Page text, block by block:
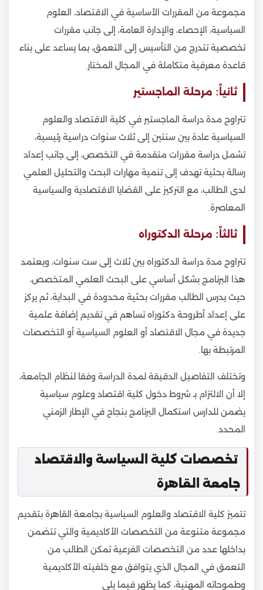
مجموعة من المقررات الأساسية في الاقتصاد، العلوم
السياسية، الإحصاء، والإدارة العامة، إلى جانب مقررات
تخصصية تتدرج من التأسيس إلى التعمق، بما يساعد على بناء
قاعدة معرفية متكاملة في المجال المختار.
ثانياً: مرحلة الماجستير
تتراوح مدة دراسة الماجستير في كلية الاقتصاد والعلوم
السياسية عادة بين سنتين إلى ثلاث سنوات دراسية رئيسية،
تشمل دراسة مقررات متقدمة في التخصص، إلى جانب إعداد
رسالة بحثية تهدف إلى تنمية مهارات البحث والتحليل العلمي
لدى الطالب، مع التركيز على القضايا الاقتصادية والسياسية
المعاصرة.
ثالثاً: مرحلة الدكتوراه
تتراوح مدة دراسة الدكتوراه بين ثلاث إلى ست سنوات، ويعتمد
هذا البرنامج بشكل أساسي على البحث العلمي المتخصص،
حيث يدرس الطالب مقررات بحثية محدودة في البداية، ثم يركز
على إعداد أطروحة دكتوراه تساهم في تقديم إضافة علمية
جديدة في مجال الاقتصاد أو العلوم السياسية أو التخصصات
المرتبطة بها.
وتختلف التفاصيل الدقيقة لمدة الدراسة وفقا لنظام الجامعة،
إلا أن الالتزام بـ شروط دخول كلية اقتصاد وعلوم سياسية
يضمن للدارس استكمال البرنامج بنجاح في الإطار الزمني
المحدد.
تخصصات كلية السياسة والاقتصاد
جامعة القاهرة
تتميز كلية الاقتصاد والعلوم السياسية بجامعة القاهرة بتقديم
مجموعة متنوعة من التخصصات الأكاديمية والتي تتضمن
بداخلها عدد من التخصصات الفرعية تمكن الطالب من
التعمق في المجال الذي يتوافق مع خلفيته الأكاديمية
وطموحاته المهنية، كما يظهر فيما يلي